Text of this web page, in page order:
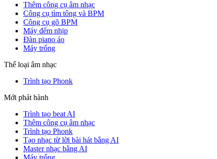
Thêm công cụ âm nhạc
Công cụ tìm tông và BPM
Công cụ gõ BPM
Máy đếm nhịp
Đàn piano ảo
Máy trống
Thể loại âm nhạc
Trình tạo Phonk
Mới phát hành
Trình tạo beat AI
Thêm công cụ âm nhạc
Trình tạo Phonk
Tạo nhạc từ lời bài hát bằng AI
Master nhạc bằng AI